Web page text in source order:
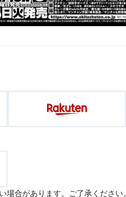
合があります。ご了承ください。